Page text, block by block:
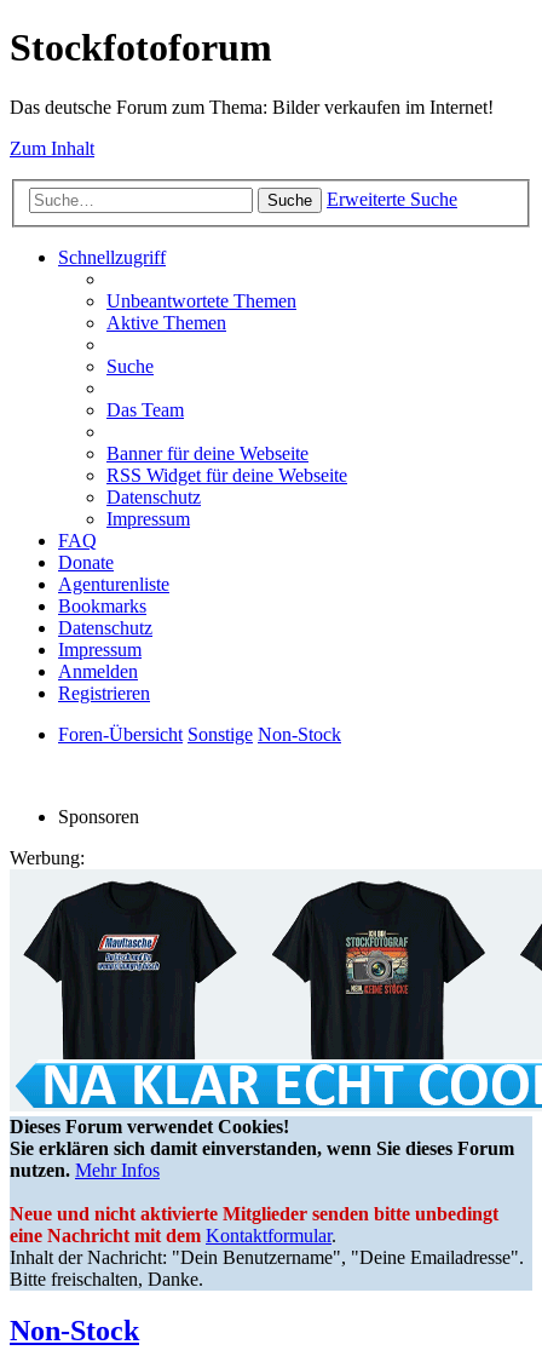
Stockfotoforum
Das deutsche Forum zum Thema: Bilder verkaufen im Internet!
Zum Inhalt
Suche Erweiterte Suche
Schnellzugriff
Unbeantwortete Themen
Aktive Themen
Suche
Das Team
Banner für deine Webseite
RSS Widget für deine Webseite
Datenschutz
Impressum
FAQ
Donate
Agenturenliste
Bookmarks
Datenschutz
Impressum
Anmelden
Registrieren
Foren-Übersicht Sonstige Non-Stock
Sponsoren
Werbung:
Dieses Forum verwendet Cookies!
Sie erklären sich damit einverstanden, wenn Sie dieses Forum
nutzen. Mehr Infos
Neue und nicht aktivierte Mitglieder senden bitte unbedingt
eine Nachricht mit dem Kontaktformular.
Inhalt der Nachricht: "Dein Benutzername", "Deine Emailadresse".
Bitte freischalten, Danke.
Non-Stock